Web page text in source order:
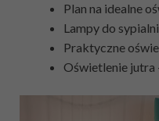
Plan na idealne
Lampy do
Praktyczne
Oświetlenie jutra